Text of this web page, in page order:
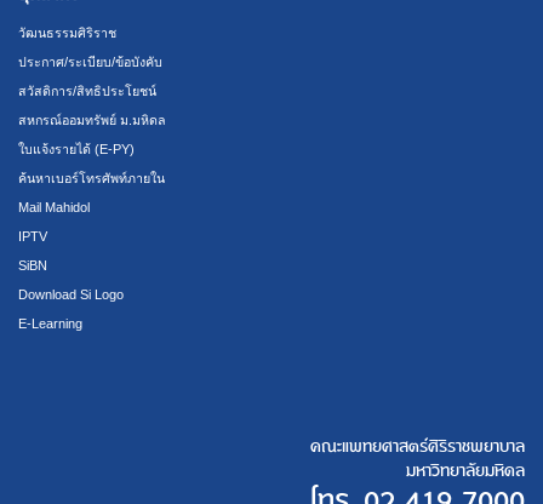
วัฒนธรรมศิริราช
ประกาศ/ระเบียบ/ข้อบังคับ
สวัสดิการ/สิทธิประโยชน์
สหกรณ์ออมทรัพย์ ม.มหิดล
ใบแจ้งรายได้ (E-PY)
ค้นหาเบอร์โทรศัพท์ภายใน
Mail Mahidol
IPTV
SiBN
Download Si Logo
E-Learning
คณะแพทยศาสตร์ศิริราชพยาบาล
มหาวิทยาลัยมหิดล